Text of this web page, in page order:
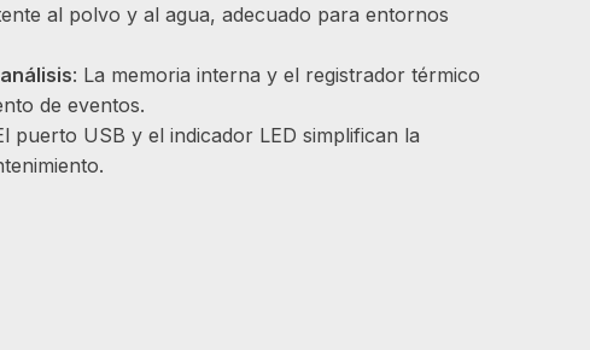
al polvo y al agua, adecuado para entornos
: La memoria interna y el registrador térmico
de eventos.
puerto USB y el indicador LED simplifican la